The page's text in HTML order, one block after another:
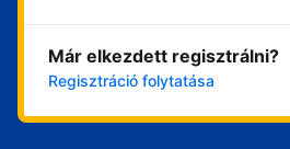
Már elkezdett regisztrálni?
Regisztráció folytatása